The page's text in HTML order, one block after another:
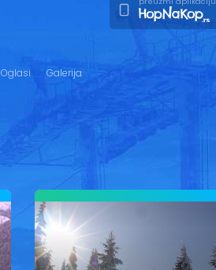
Oglasi Galerija